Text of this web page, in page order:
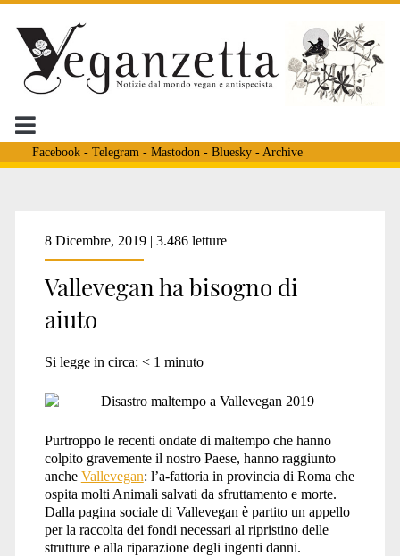
Facebook- Telegram - Mastodon - Bluesky- Archive
Tag:
<span>maltempo</
8 Dicembre, 2019 | 3.486 letture
Vallevegan ha bisogno di
aiuto
Si legge in circa: < 1 minuto
Purtroppo le recenti ondate di maltempo che hanno
colpito gravemente il nostro Paese, hanno raggiunto
anche Vallevegan: l’a-fattoria in provincia di Roma che
ospita molti Animali salvati da sfruttamento e morte.
Dalla pagina sociale di Vallevegan è partito un appello
per la raccolta dei fondi necessari al ripristino delle
strutture e alla riparazione degli ingenti danni.